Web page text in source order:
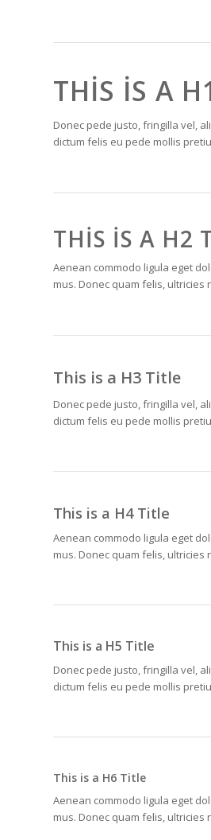
THIS IS A
Donec pede justo, fringilla vel,
dictum felis eu pede mollis
THIS IS A H2
Aenean commodo ligula eget
mus. Donec quam felis,
This is a H3 Title
Donec pede justo, fringilla vel,
dictum felis eu pede mollis
This is a H4 Title
Aenean commodo ligula eget
mus. Donec quam felis,
This is a H5 Title
Donec pede justo, fringilla vel,
dictum felis eu pede mollis
This is a H6 Title
Aenean commodo ligula eget
mus. Donec quam felis,